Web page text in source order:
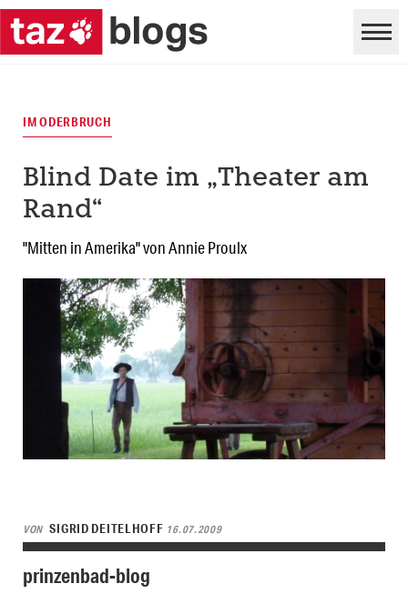
IM ODERBRUCH
Blind Date im „Theater am
Rand“
"Mitten in Amerika" von Annie Proulx
VON SIGRID DEITELHOFF 16.07.2009
prinzenbad-blog